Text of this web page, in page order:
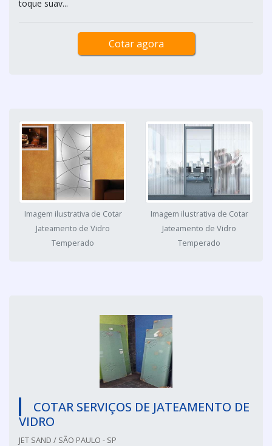
toque suav...
Cotar agora
Imagem ilustrativa de Cotar
Jateamento de Vidro
Temperado
Imagem ilustrativa de Cotar
Jateamento de Vidro
Temperado
COTAR SERVIÇOS DE JATEAMENTO DE
VIDRO
JET SAND / SÃO PAULO - SP